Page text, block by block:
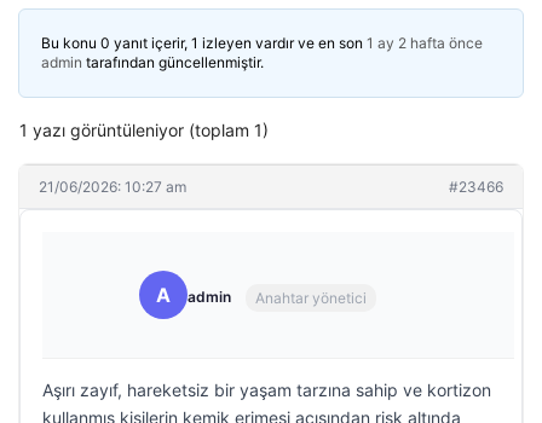
Bu konu 0 yanıt içerir, 1 izleyen vardır ve en son 1 ay 2 hafta önce
admin tarafından güncellenmiştir.
1 yazı görüntüleniyor (toplam 1)
21/06/2026: 10:27 am #23466
A admin Anahtar yönetici
Aşırı zayıf, hareketsiz bir yaşam tarzına sahip ve kortizon
kullanmış kişilerin kemik erimesi açısından risk altında